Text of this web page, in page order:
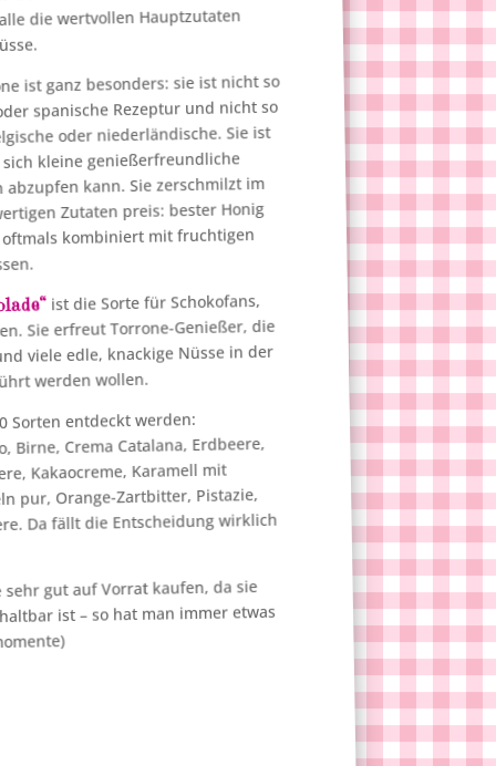
die wertvollen Hauptzutaten
ist ganz besonders: sie ist nicht so
spanische Rezeptur und nicht so
oder niederländische. Sie ist
kleine genießerfreundliche
kann. Sie zerschmilzt im
Zutaten preis: bester Honig
kombiniert mit fruchtigen
ist die Sorte für Schokofans,
Sie erfreut Torrone-Genießer, die
viele edle, knackige Nüsse in der
werden wollen.
Sorten entdeckt werden:
Birne, Crema Catalana, Erdbeere,
Kakaocreme, Karamell mit
pur, Orange-Zartbitter, Pistazie,
Da fällt die Entscheidung wirklich
gut auf Vorrat kaufen, da sie
ist – so hat man immer etwas